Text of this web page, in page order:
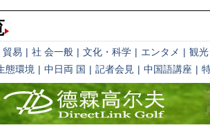
貿易 | 社 会一般 | 文化・科学 | エンタメ | 観光
態環境 | 中日両 国 | 記者会見 | 中国語講座 |